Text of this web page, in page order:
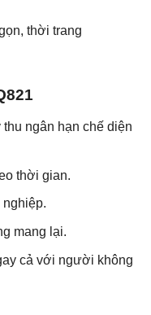
thời trang
ngân hạn chế diện
thời gian.
mang lại.
cả với người không